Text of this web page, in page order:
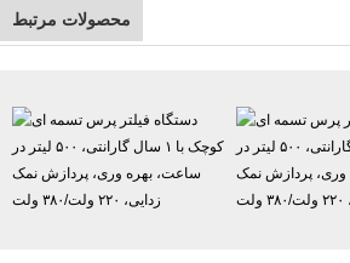
محصولات مرتبط